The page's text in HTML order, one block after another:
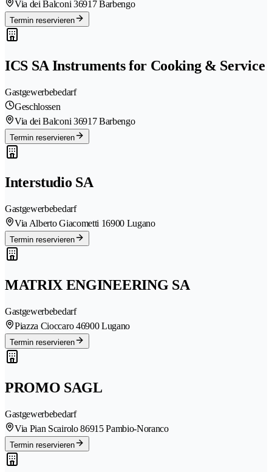
Via dei Balconi 36917 Barbengo
Termin reservieren
ICS SA Instruments for Cooking & Service
Gastgewerbebedarf
Geschlossen
Via dei Balconi 36917 Barbengo
Termin reservieren
Interstudio SA
Gastgewerbebedarf
Via Alberto Giacometti 16900 Lugano
Termin reservieren
MATRIX ENGINEERING SA
Gastgewerbebedarf
Piazza Cioccaro 46900 Lugano
Termin reservieren
PROMO SAGL
Gastgewerbebedarf
Via Pian Scairolo 86915 Pambio-Noranco
Termin reservieren